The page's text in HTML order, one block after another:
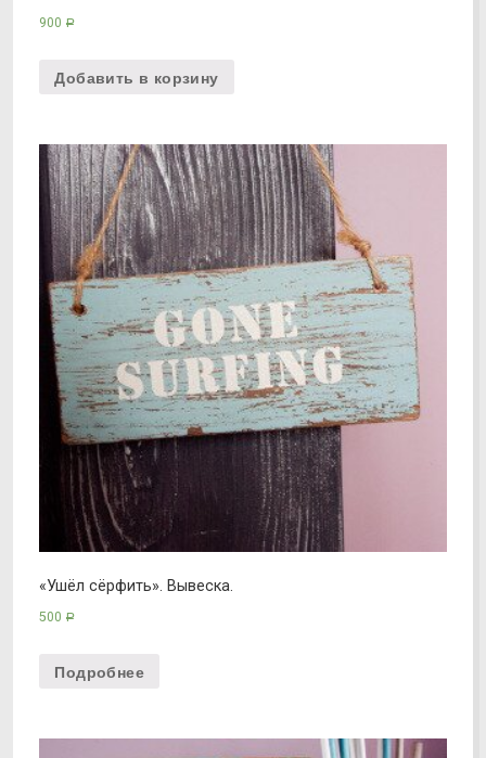
900 Р
Добавить в корзину
«Ушёл сёрфить». Вывеска.
500 Р
Подробнее